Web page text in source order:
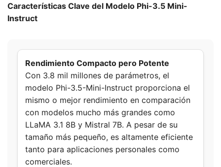
Características Clave del Modelo Phi-3.5 Mini-
Instruct
Rendimiento Compacto pero Potente
Con 3.8 mil millones de parámetros, el
modelo Phi-3.5-Mini-Instruct proporciona el
mismo o mejor rendimiento en comparación
con modelos mucho más grandes como
LLaMA 3.1 8B y Mistral 7B. A pesar de su
tamaño más pequeño, es altamente eficiente
tanto para aplicaciones personales como
comerciales.